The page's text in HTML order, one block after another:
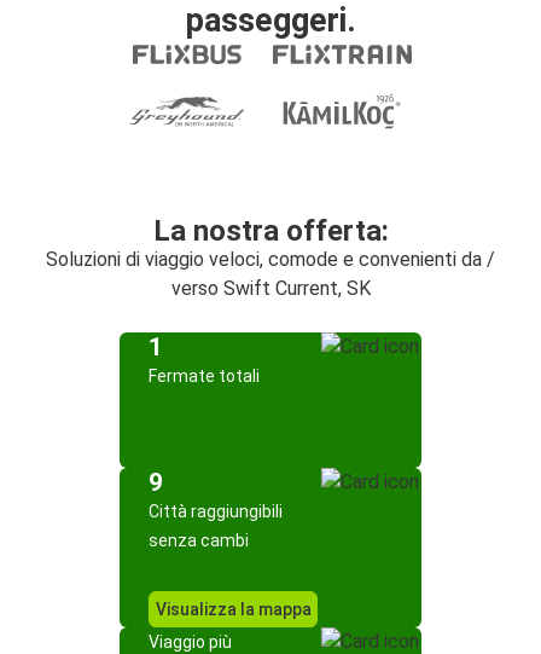
passeggeri.
La nostra offerta:
Soluzioni di viaggio veloci, comode e convenienti da /
verso Swift Current, SK
1
Fermate totali
9
Città raggiungibili
senza cambi
Visualizza la mappa
Viaggio più